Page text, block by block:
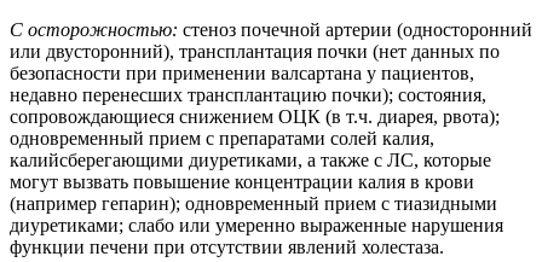
С осторожностью: стеноз почечной артерии (односторонний
или двусторонний), трансплантация почки (нет данных по
безопасности при применении валсартана у пациентов,
недавно перенесших трансплантацию почки); состояния,
сопровождающиеся снижением ОЦК (в т.ч. диарея, рвота);
одновременный прием с препаратами солей калия,
калийсберегающими диуретиками, а также с ЛС, которые
могут вызвать повышение концентрации калия в крови
(например гепарин); одновременный прием с тиазидными
диуретиками; слабо или умеренно выраженные нарушения
функции печени при отсутствии явлений холестаза.